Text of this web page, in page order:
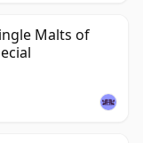
Malts of